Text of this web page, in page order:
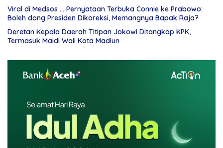
Viral di Medsos … Pernyataan Terbuka Connie ke Prabowo:
Boleh dong Presiden Dikoreksi, Memangnya Bapak Raja?
Deretan Kepala Daerah Titipan Jokowi Ditangkap KPK,
Termasuk Maidi Wali Kota Madiun